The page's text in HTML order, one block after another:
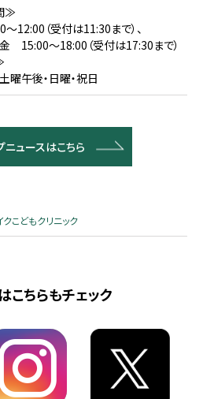
≫
12:00（受付は11:30まで）、
金 15:00～18:00（受付は17:30まで）
曜午後・日曜・祝日
ニュースはこちら
クこどもクリニック
こちらもチェック